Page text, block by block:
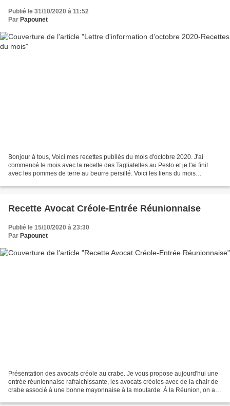
Publié le 31/10/2020 à 11:52
Par Papounet
Bonjour à tous, Voici mes recettes publiés du mois d'octobre 2020. J'ai
commencé le mois avec la recette des Tagliatelles au Pesto et je l'ai finit
avec les pommes de terre au beurre persillé. Voici les liens du mois
Recette Avocat Créole-Entrée Réunionnaise
Publié le 15/10/2020 à 23:30
Par Papounet
Présentation des avocats créole au crabe. Je vous propose aujourd'hui une
entrée réunionnaise rafraichissante, les avocats créoles avec de la chair de
crabe associé à une bonne mayonnaise à la moutarde. À la Réunion, on a la